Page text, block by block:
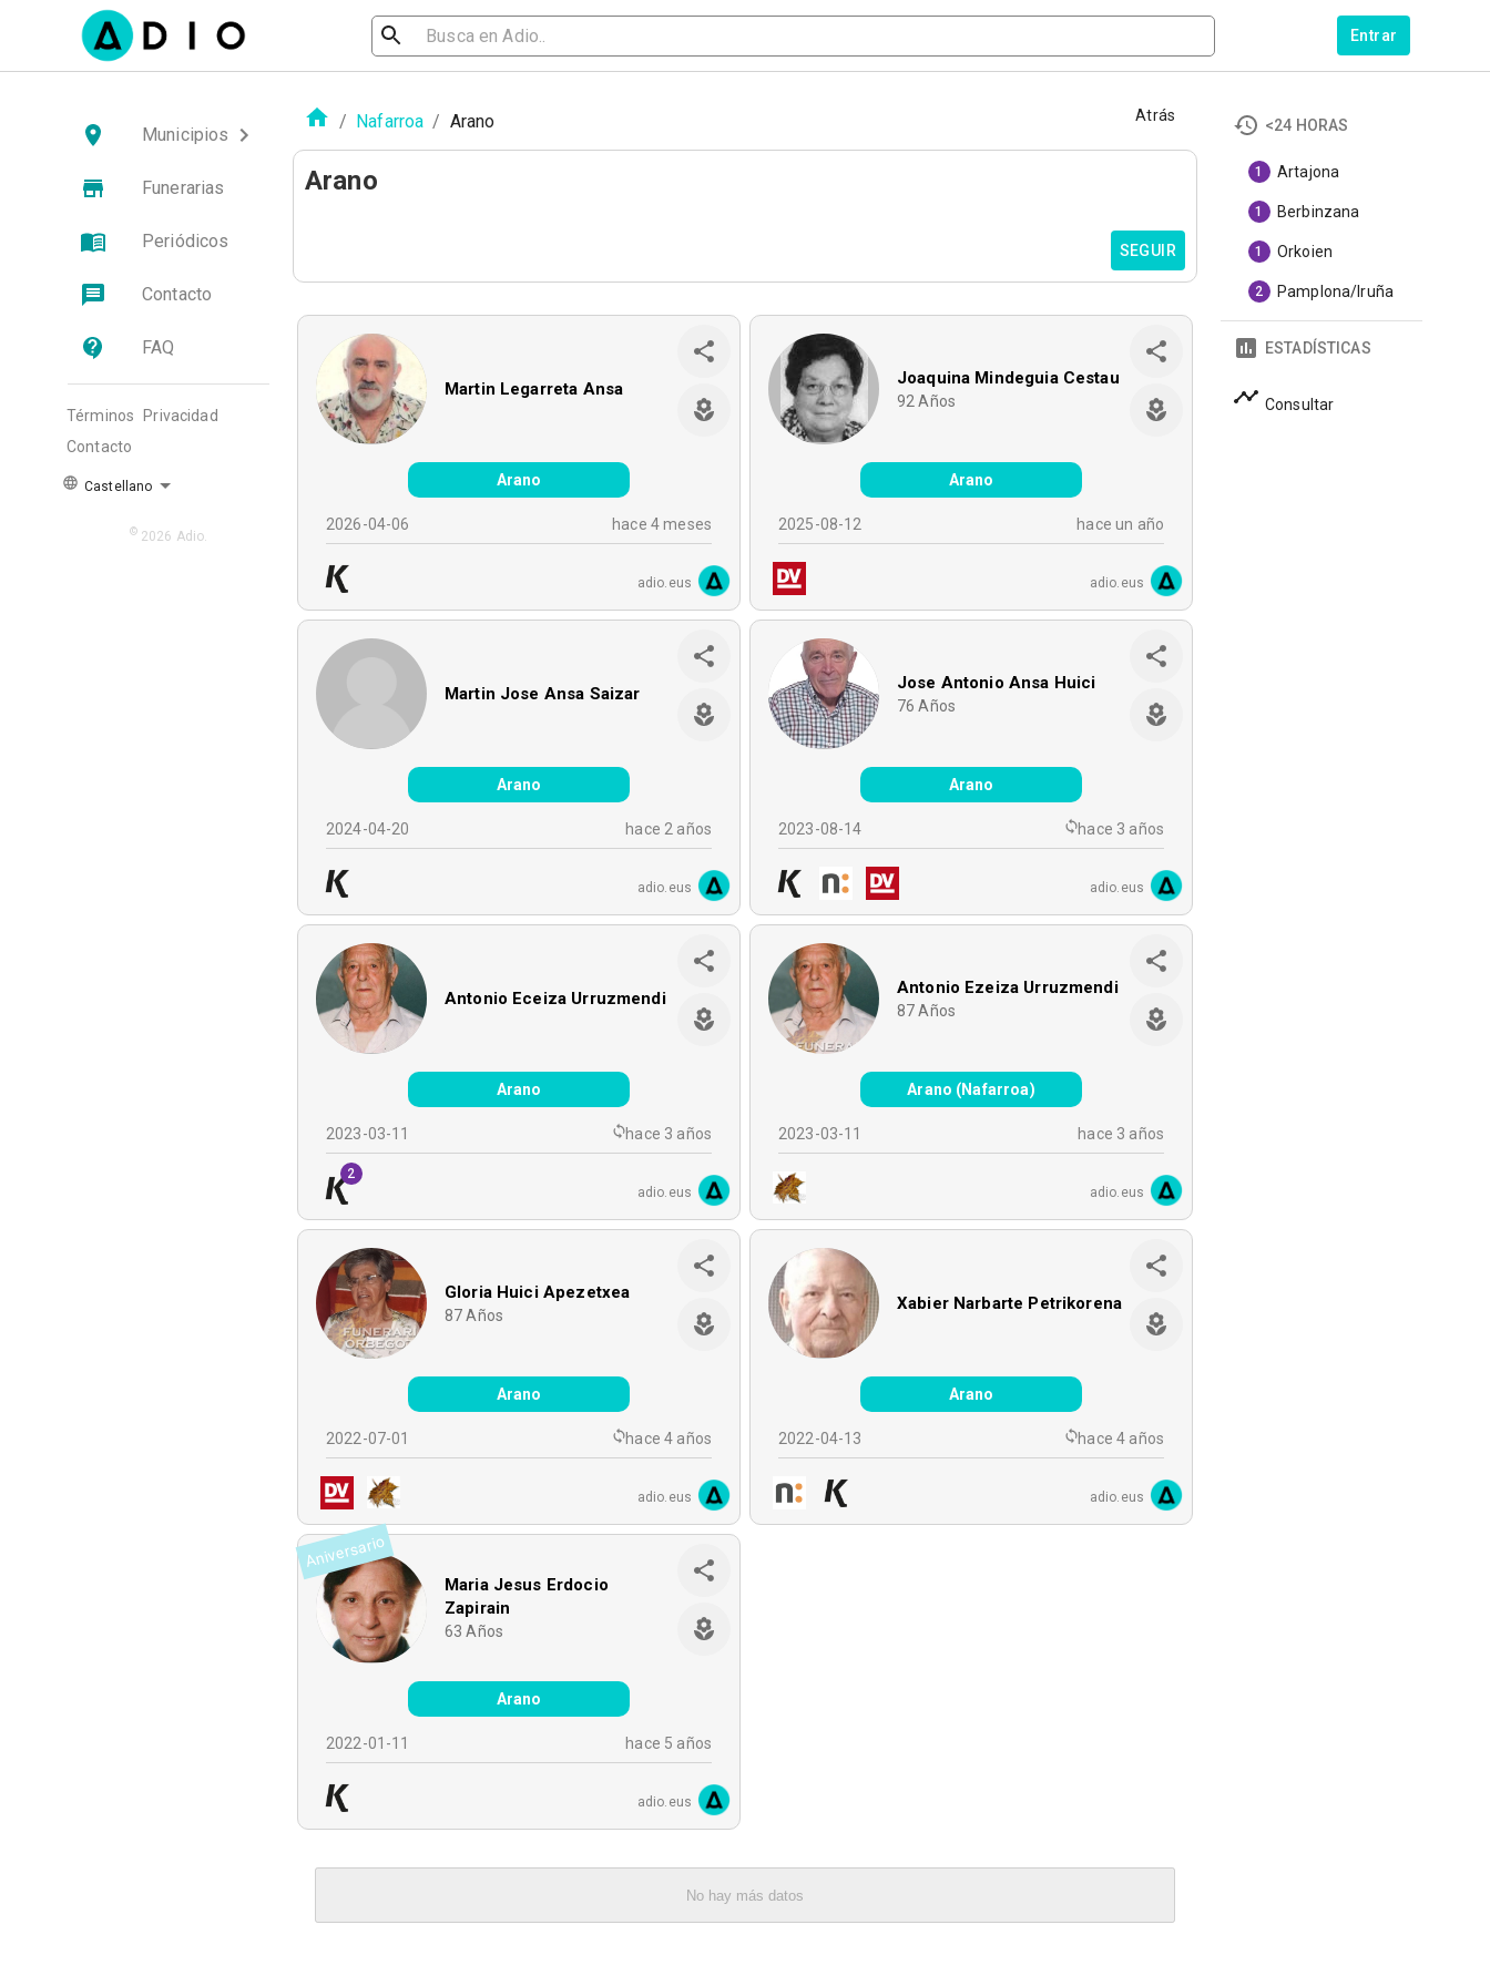
Entrar
Municipios
Funerarias
Periódicos
Contacto
FAQ
Términos
Privacidad
Contacto
Castellano
© 2026 Adio.
/ Nafarroa / Arano Atrás
Arano
SEGUIR
Martin Legarreta Ansa
Arano
2026-04-06 hace 4 meses
adio.eus
Joaquina Mindeguia Cestau
92 Años
Arano
2025-08-12 hace un año
adio.eus
Martin Jose Ansa Saizar
Arano
2024-04-20 hace 2 años
adio.eus
Jose Antonio Ansa Huici
76 Años
Arano
2023-08-14 hace 3 años
adio.eus
Antonio Eceiza Urruzmendi
Arano
2023-03-11 hace 3 años
2
adio.eus
Antonio Ezeiza Urruzmendi
87 Años
Arano (Nafarroa)
2023-03-11 hace 3 años
adio.eus
Gloria Huici Apezetxea
87 Años
Arano
2022-07-01 hace 4 años
adio.eus
Xabier Narbarte Petrikorena
Arano
2022-04-13 hace 4 años
adio.eus
Aniversario
Maria Jesus Erdocio
Zapirain
63 Años
Arano
2022-01-11 hace 5 años
adio.eus
No hay más datos
<24 HORAS
1 Artajona
1 Berbinzana
1 Orkoien
2 Pamplona/Iruña
ESTADÍSTICAS
Consultar